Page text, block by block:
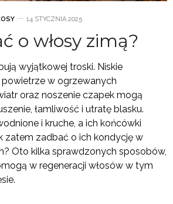
14 STYCZNIA 2025
o włosy zimą?
wyjątkowej troski. Niskie
w ogrzewanych
oraz noszenie czapek mogą
łamliwość i utratę blasku.
i kruche, a ich końcówki
zatem zadbać o ich kondycję w
Oto kilka sprawdzonych sposobów,
w regeneracji włosów w tym